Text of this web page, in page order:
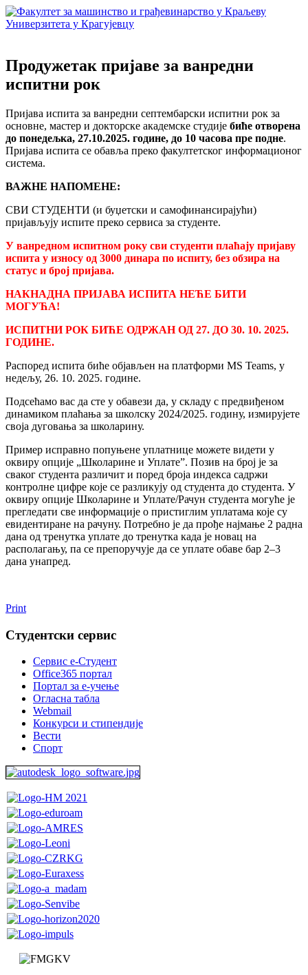
Продужетак пријаве за ванредни
испитни рок
Пријава испита за ванредни септембарски испитни рок за
основне, мастер и докторске академске студије биће отворена
до понедељка, 27.10.2025. године, до 10 часова пре подне.
Пријава испита се обавља преко факултетског информационог
система.
ВАЖНЕ НАПОМЕНЕ:
СВИ СТУДЕНТИ (и буџетски и самофинансирајући)
пријављују испите преко сервиса за студенте.
У ванредном испитном року сви студенти плаћају пријаву
испита у износу од 3000 динара по испиту, без обзира на
статус и број пријавa.
НАКНАДНА ПРИЈАВА ИСПИТА НЕЋЕ БИТИ
МОГУЋА!
ИСПИТНИ РОК БИЋЕ ОДРЖАН ОД 27. ДО 30. 10. 2025.
ГОДИНЕ.
Распоред испита биће објављен на платформи MS Teams, у
недељу, 26. 10. 2025. године.
Подсећамо вас да сте у обавези да, у складу с предвиђеном
динамиком плаћања за школску 2024/2025. годину, измирујете
своја дуговања за школарину.
Пример исправно попуњене уплатнице можете видети у
оквиру опције „Школарине и Уплате”. Позив на број је за
сваког студента различит и поред броја индекса садржи
контролне цифре које се разликују од студента до студента. У
оквиру опције Школарине и Уплате/Рачун студента могуће је
прегледати све информације о пристиглим уплатама које су
евидентиране на рачуну. Потребно је да прође најмање 2 раднa
данa од тренутка уплате до тренутка када је новац на
располагању, па се препоручује да се уплате обаве бар 2–3
дана унапред.
Print
Студентски сервис
Сервис е-Студент
Office365 портал
Портал за е-учење
Огласна табла
Webmail
Конкурси и стипендије
Вести
Спорт